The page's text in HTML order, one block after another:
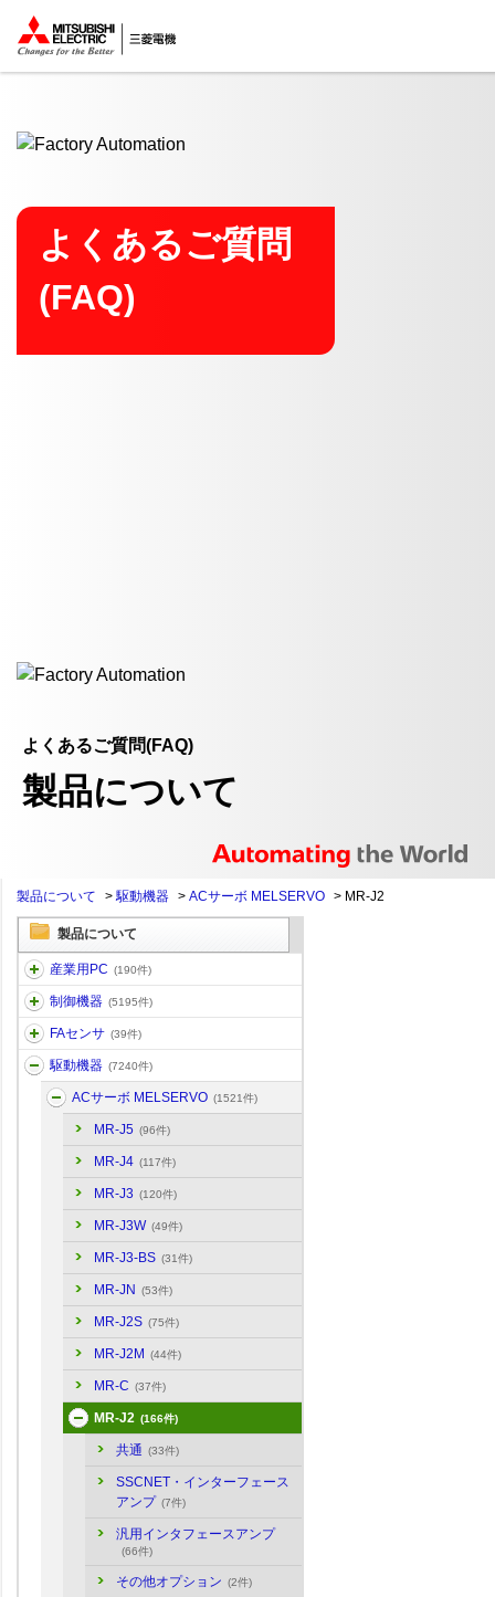
ここから本文
よくあるご質問
(FAQ)
よくあるご質問(FAQ)
製品について
製品について >駆動機器 > ACサーボ MELSERVO > MR-J2
製品について
産業用PC (190件)
制御機器 (5195件)
FAセンサ (39件)
駆動機器 (7240件)
ACサーボ MELSERVO (1521件)
MR-J5 (96件)
MR-J4 (117件)
MR-J3 (120件)
MR-J3W (49件)
MR-J3-BS (31件)
MR-JN (53件)
MR-J2S (75件)
MR-J2M (44件)
MR-C (37件)
MR-J2 (166件)
共通 (33件)
SSCNET・インターフェース
アンプ (7件)
汎用インタフェースアンプ
(66件)
その他オプション (2件)